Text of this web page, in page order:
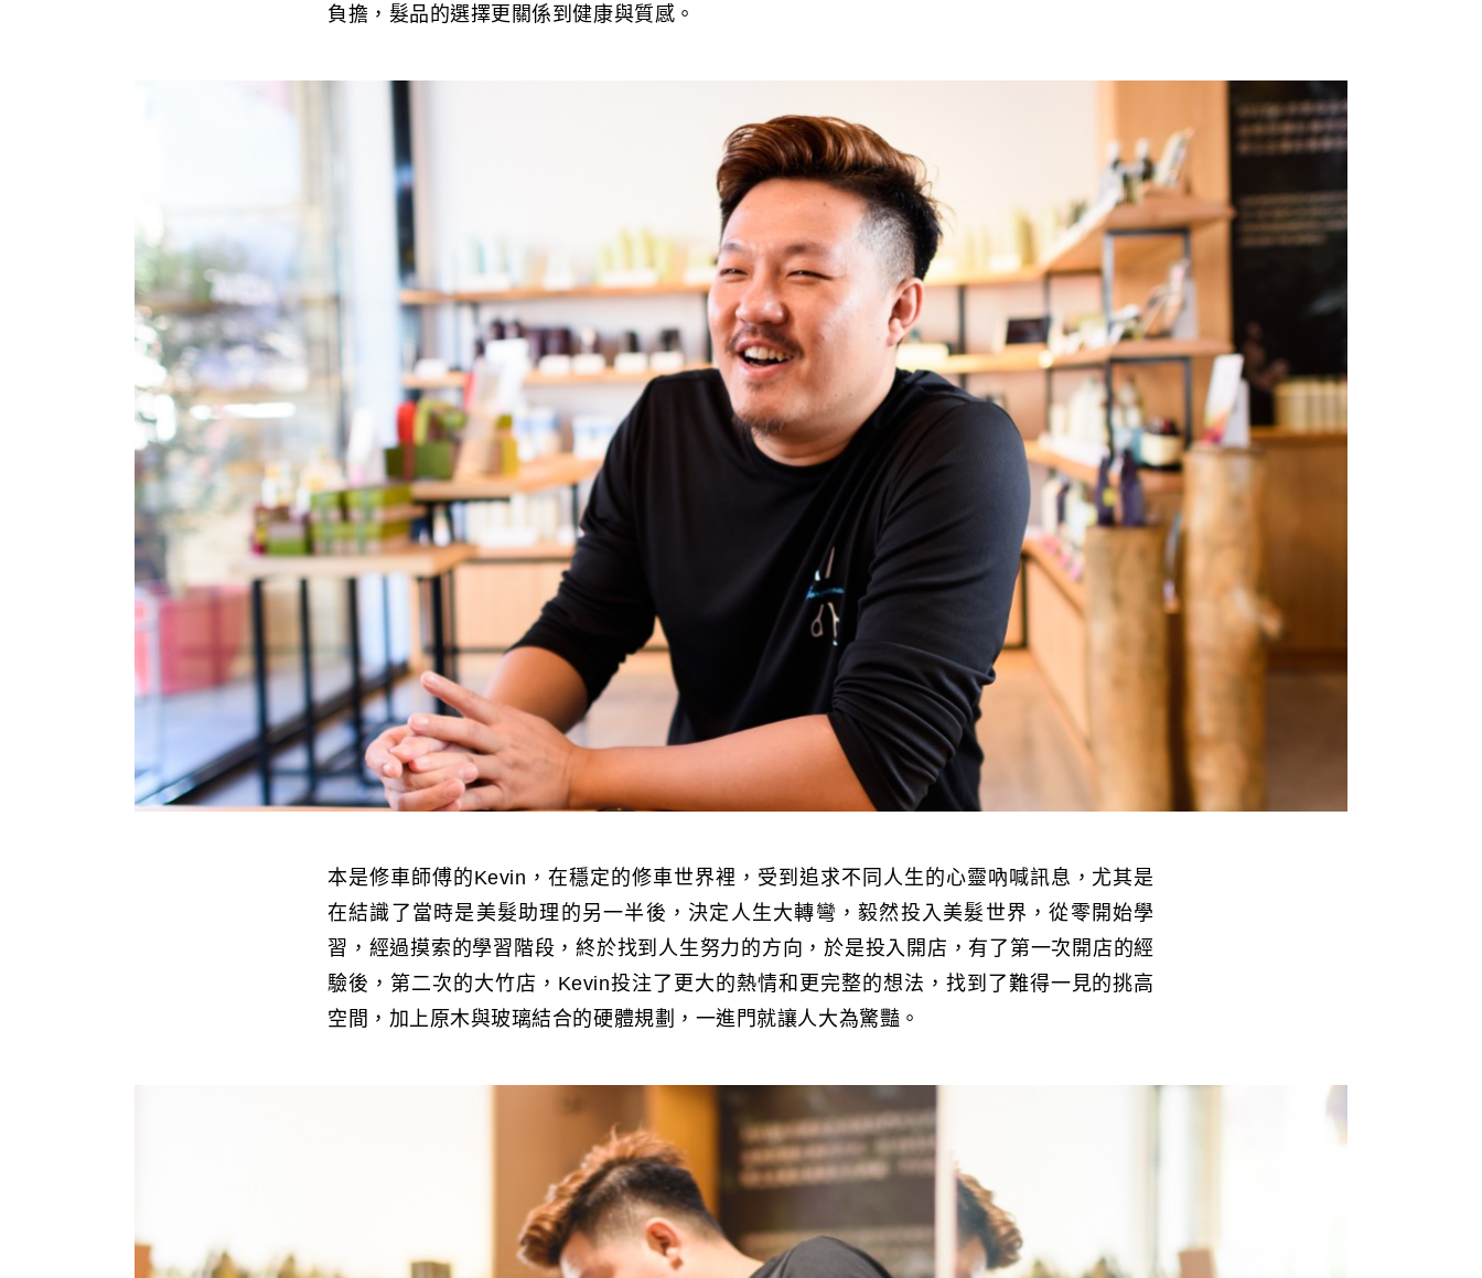
負擔，髮品的選擇更關係到健康與質感。
本是修車師傅的Kevin，在穩定的修車世界裡，受到追求不同人生的心靈吶喊訊息，尤其是
在結識了當時是美髮助理的另一半後，決定人生大轉彎，毅然投入美髮世界，從零開始學
習，經過摸索的學習階段，終於找到人生努力的方向，於是投入開店，有了第一次開店的經
驗後，第二次的大竹店，Kevin投注了更大的熱情和更完整的想法，找到了難得一見的挑高
空間，加上原木與玻璃結合的硬體規劃，一進門就讓人大為驚豔。